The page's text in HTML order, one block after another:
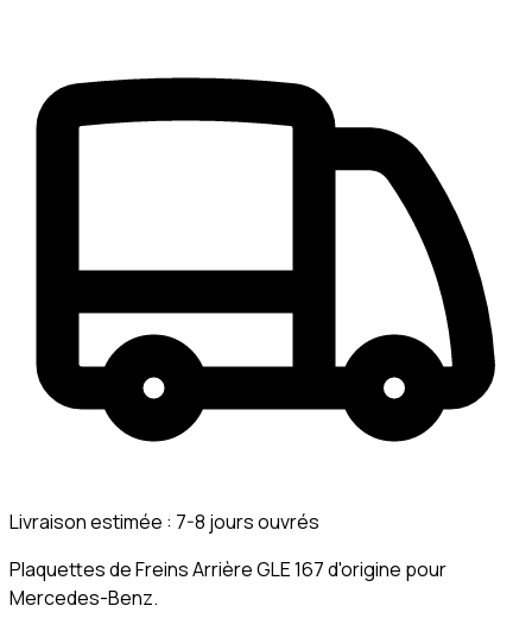
Livraison estimée : 7-8 jours ouvrés
Plaquettes de Freins Arrière GLE 167 d'origine pour
Mercedes-Benz.